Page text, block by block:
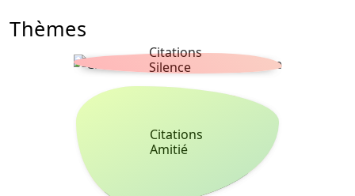
Thèmes
Citations
Silence
Citations
Amitié